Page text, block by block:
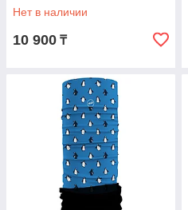
Нет в наличии
10 900 ₸